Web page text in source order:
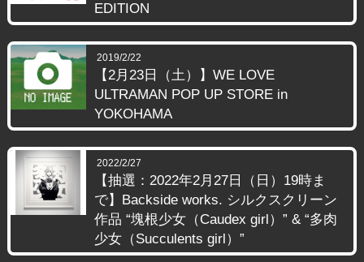
EDITION
2019/2/22
【2月23日（土）】WE LOVE
ULTRAMAN POP UP STORE in
YOKOHAMA
2022/2/27
【抽選：2022年2月27日（日）19時ま
で】Backside works. シルクスクリーン
作品 “塊根少女（Caudex girl）” & “多肉
少女（Succulents girl）”